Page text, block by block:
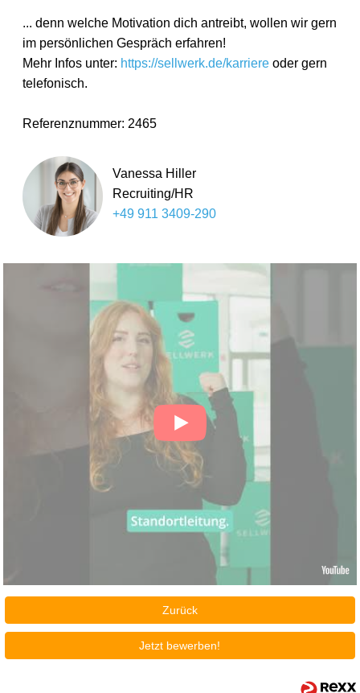
... denn welche Motivation dich antreibt, wollen wir gern
im persönlichen Gespräch erfahren!
Mehr Infos unter: https://sellwerk.de/karriere oder gern
telefonisch.
Referenznummer: 2465
Vanessa Hiller
Recruiting/HR
+49 911 3409-290
Zurück
Jetzt bewerben!